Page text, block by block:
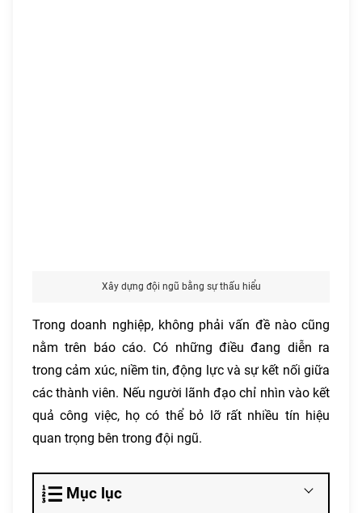
Xây dựng đội ngũ bằng sự thấu hiểu
Trong doanh nghiệp, không phải vấn đề nào cũng
nằm trên báo cáo. Có những điều đang diễn ra
trong cảm xúc, niềm tin, động lực và sự kết nối giữa
các thành viên. Nếu người lãnh đạo chỉ nhìn vào kết
quả công việc, họ có thể bỏ lỡ rất nhiều tín hiệu
quan trọng bên trong đội ngũ.
Mục lục